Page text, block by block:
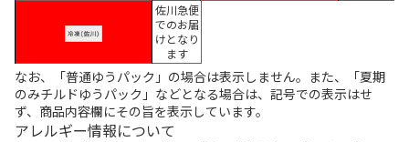
佐川急便
でのお届
けとなり
ます
なお、「普通ゆうパック」の場合は表示しません。また、「夏期
のみチルドゆうパック」などとなる場合は、記号での表示はせ
ず、商品内容欄にその旨を表示しています。
アレルギー情報について